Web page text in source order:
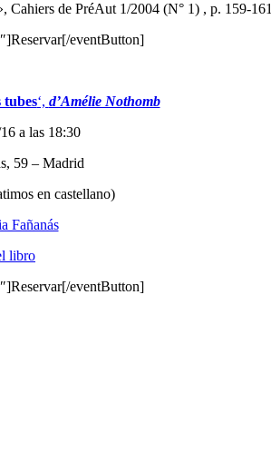
Cahiers de PréAut 1/2004 (N° 1) , p. 159-161
eventButton]
tubes‘, d’Amélie Nothomb
a las 18:30
59 – Madrid
en castellano)
Fañanás
libro
eventButton]